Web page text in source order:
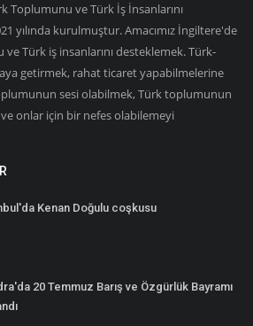
Toplumunu ve Türk İş İnsanlarını
yılında kurulmuştur. Amacımız İngiltere'de
Türk iş insanlarını desteklemek. Türk-
getirmek, rahat ticaret yapabilmelerine
sesi olabilmek, Türk toplumunun
onlar için bir nefes olabilemeyi
Kenan Doğulu coşkusu
20 Temmuz Barış ve Özgürlük Bayramı